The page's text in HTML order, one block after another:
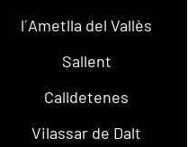
l´Ametlla del Vallès
Sallent
Calldetenes
Vilassar de Dalt